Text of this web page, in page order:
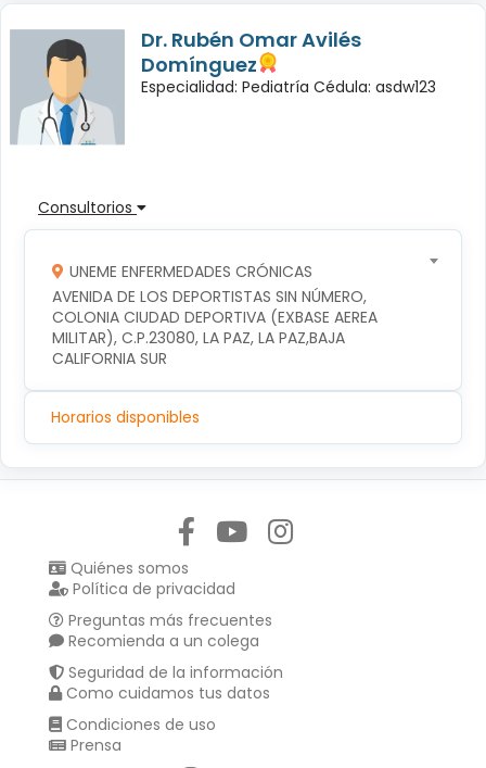
Dr. Rubén Omar Avilés
Domínguez
Especialidad: Pediatría Cédula: asdw123
Consultorios
UNEME ENFERMEDADES CRÓNICAS
AVENIDA DE LOS DEPORTISTAS SIN NÚMERO,
COLONIA CIUDAD DEPORTIVA (EXBASE AEREA
MILITAR), C.P.23080, LA PAZ, LA PAZ,BAJA
CALIFORNIA SUR
Horarios disponibles
Quiénes somos
Política de privacidad
Preguntas más frecuentes
Recomienda a un colega
Seguridad de la información
Como cuidamos tus datos
Condiciones de uso
Prensa